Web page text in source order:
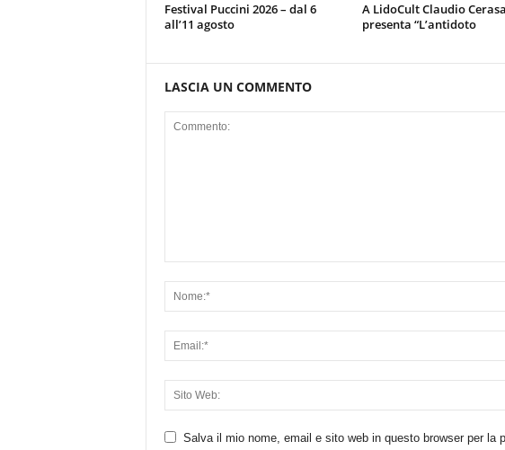
Festival Puccini 2026 – dal 6
all’11 agosto
A LidoCult Claudio Cerasa
presenta “L’antidoto
LASCIA UN COMMENTO
Salva il mio nome, email e sito web in questo browser per la